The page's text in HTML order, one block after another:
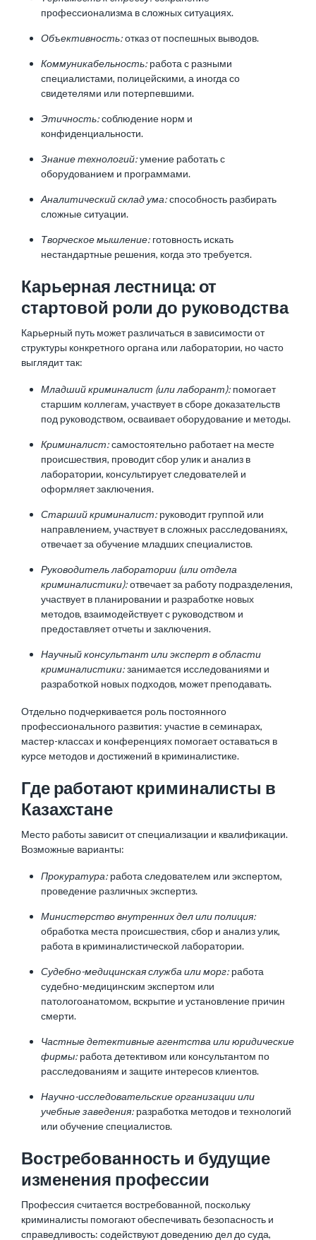
профессионализма в сложных ситуациях.
Объективность:отказ от поспешных выводов.
Коммуникабельность: работа с разными
специалистами, полицейскими, а иногда со
свидетелями или потерпевшими.
Этичность:соблюдение норм и
конфиденциальности.
Знание технологий:умение работать с
оборудованием и программами.
Аналитический склад ума:способность разбирать
сложные ситуации.
Творческое мышление: готовность искать
нестандартные решения, когда это требуется.
Карьерная лестница: от
стартовой роли до руководства
Карьерный путь может различаться в зависимости от
структуры конкретного органа или лаборатории, но часто
выглядит так:
Младший криминалист (или лаборант): помогает
старшим коллегам, участвует в сборе доказательств
под руководством, осваивает оборудование и методы.
Криминалист:самостоятельно работает на месте
происшествия, проводит сбор улик и анализ в
лаборатории, консультирует следователей и
оформляет заключения.
Старший криминалист: руководит группой или
направлением, участвует в сложных расследованиях,
отвечает за обучение младших специалистов.
Руководитель лаборатории (или отдела
криминалистики):отвечает за работу подразделения,
участвует в планировании и разработке новых
методов, взаимодействует с руководством и
предоставляет отчеты и заключения.
Научный консультант или эксперт в области
криминалистики:занимается исследованиями и
разработкой новых подходов, может преподавать.
Отдельно подчеркивается роль постоянного
профессионального развития: участие в семинарах,
мастер-классах и конференциях помогает оставаться в
курсе методов и достижений в криминалистике.
Где работают криминалисты в
Казахстане
Место работы зависит от специализации и квалификации.
Возможные варианты:
Прокуратура: работа следователем или экспертом,
проведение различных экспертиз.
Министерство внутренних дел или полиция:
обработка места происшествия, сбор и анализ улик,
работа в криминалистической лаборатории.
Судебно-медицинская служба или морг: работа
судебно-медицинским экспертом или
патологоанатомом, вскрытие и установление причин
смерти.
Частные детективные агентства или юридические
фирмы: работа детективом или консультантом по
расследованиям и защите интересов клиентов.
Научно-исследовательские организации или
учебные заведения: разработка методов и технологий
или обучение специалистов.
Востребованность и будущие
изменения профессии
Профессия считается востребованной, поскольку
криминалисты помогают обеспечивать безопасность и
справедливость: содействуют доведению дел до суда,